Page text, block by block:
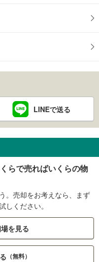
LINEで送る
らで売ればいくらの物
。売却をお考えなら、まず
しください。
を見る
（無料）